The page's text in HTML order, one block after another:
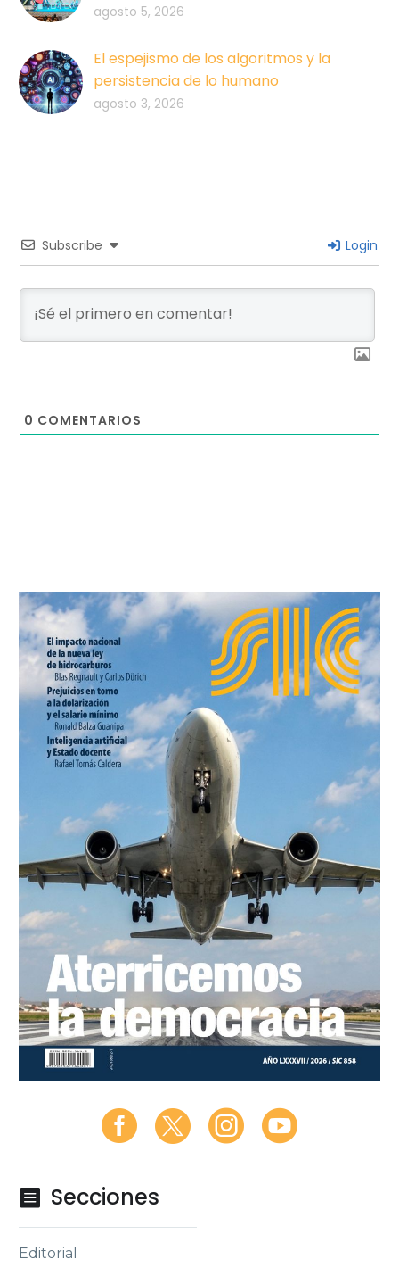
agosto 5, 2026
El espejismo de los algoritmos y la
persistencia de lo humano
agosto 3, 2026
Subscribe Login
0 COMENTARIOS
 Secciones
Editorial